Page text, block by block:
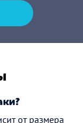
от размера